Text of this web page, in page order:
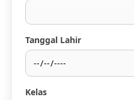
Tanggal Lahir
Kelas